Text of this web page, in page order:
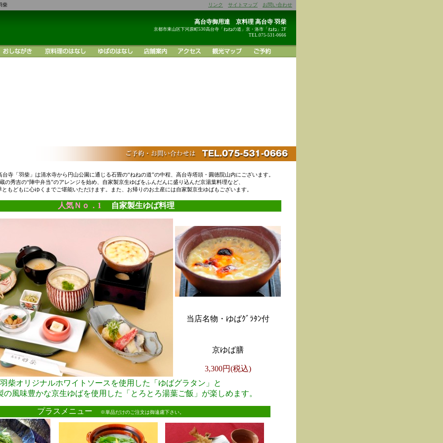
柴 リンク サイトマップ お問い合わせ
高台寺御用達 京料理 高台寺 羽柴
京都市東山区下河原町530高台寺「ねねの道」京・洛市「ねね」2F
TEL.075-531-0666
寺「羽柴」は清水寺から円山公園に通じる石畳の“ねねの道”の中程、高台寺塔頭・圓徳院山内にございます。
の秀吉の“陣中弁当”のアレンジを始め、自家製京生ゆばをふんだんに盛り込んだ京湯葉料理など、
ともどもに心ゆくまでご堪能いただけます。また、お帰りのお土産には自家製京生ゆばもございます。
人気Ｎｏ．1 自家製生ゆば料理
当店名物・ゆばｸﾞﾗﾀﾝ付
京ゆば膳
3,300円(税込)
羽柴オリジナルホワイトソースを使用した「ゆばグラタン」と
の風味豊かな京生ゆばを使用した「とろとろ湯葉ご飯」が楽しめます。
プラスメニュー ※単品だけのご注文は御遠慮下さい。